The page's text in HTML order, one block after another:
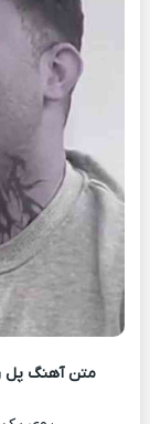
متن آهنگ پل